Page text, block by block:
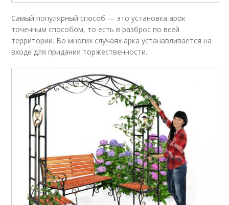
Самый популярный способ — это установка арок
точечным способом, то есть в разброс по всей
территории. Во многих случаях арка устанавливается на
входе для придания торжественности.